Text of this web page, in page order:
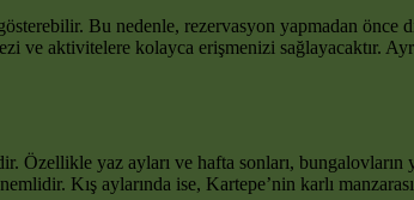
Bu nedenle, rezervasyon yapmadan önce
ve aktivitelere kolayca erişmenizi sağlayacaktır.
Özellikle yaz ayları ve hafta sonları,
Kış aylarında ise, Kartepe’nin karlı